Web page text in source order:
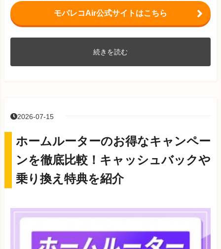
モバレコAir公式サイトはこちら
続きを読む
2026-07-15
ホームルーターのお得なキャンペー
ンを徹底比較！キャッシュバックや
乗り換え特典を紹介